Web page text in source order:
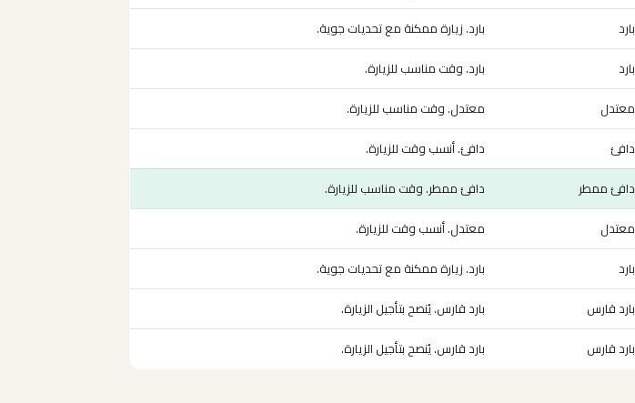
بارد
بارد. زيارة ممكنة مع تحديات جوية.
بارد
بارد. وقت مناسب للزيارة.
معتدل
معتدل. وقت مناسب للزيارة.
دافئ
دافئ. أنسب وقت للزيارة.
دافئ ممطر
دافئ ممطر. وقت مناسب للزيارة.
معتدل
معتدل. أنسب وقت للزيارة.
بارد
بارد. زيارة ممكنة مع تحديات جوية.
بارد قارس
بارد قارس. يُنصح بتأجيل الزيارة.
بارد قارس بارد قارس. يُنصح بتأجيل الزيارة.